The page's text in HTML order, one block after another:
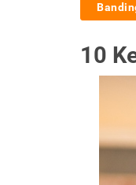
10